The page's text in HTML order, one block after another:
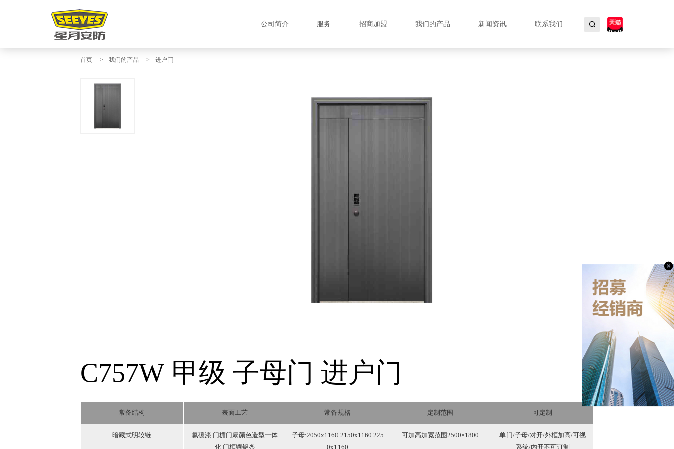
公司简介 服务 招商加盟 我们的产品 新闻资讯 联系我们
首页 > 我们的产品 > 进户门
C757W 甲级 子母门 进户门
常备结构 表面工艺 常备规格 定制范围 可定制
暗藏式明较链
氟碳漆 门楣门扇颜色造型一体
化 门框镶铝条
子母:2050x1160 2150x1160 225
0x1160
可加高加宽范围2500×1800
单门/子母/对开/外框加高/可视
系统/内开不可订制